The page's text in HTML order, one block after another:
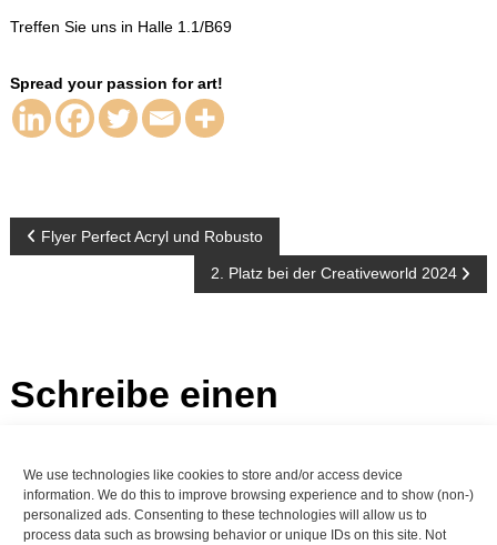
We use technologies like cookies to store and/or access device
information. We do this to improve browsing experience and to show (non-)
personalized ads. Consenting to these technologies will allow us to
process data such as browsing behavior or unique IDs on this site. Not
Treffen Sie uns in Halle 1.1/B69
Spread your passion for art!
Beitragsnavigation
Flyer Perfect Acryl und Robusto
2. Platz bei der Creativeworld 2024
Schreibe einen
Du musstangemeldetsein, um einen Kommentar abzugeben.